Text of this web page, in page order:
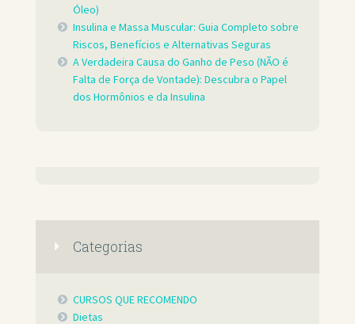
Óleo)
Insulina e Massa Muscular: Guia Completo sobre
Riscos, Benefícios e Alternativas Seguras
A Verdadeira Causa do Ganho de Peso (NÃO é
Falta de Força de Vontade): Descubra o Papel
dos Hormônios e da Insulina
Categorias
CURSOS QUE RECOMENDO
Dietas